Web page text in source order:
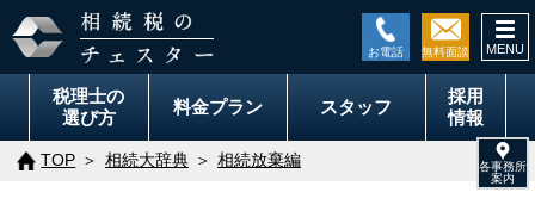
税理士の
選び方
料金プラン スタッフ
採用
情報
TOP 相続大辞典 相続放棄編